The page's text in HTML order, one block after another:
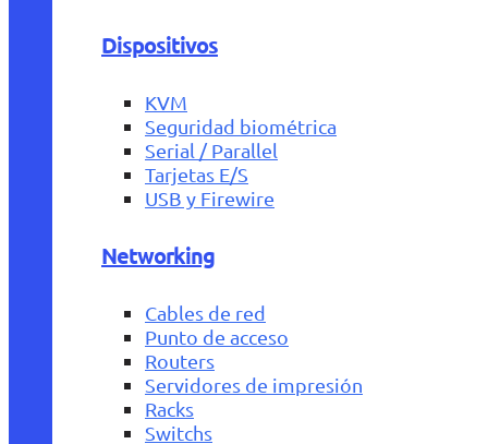
Dispositivos
KVM
Seguridad biométrica
Serial / Parallel
Tarjetas E/S
USB y Firewire
Networking
Cables de red
Punto de acceso
Routers
Servidores de impresión
Racks
Switchs